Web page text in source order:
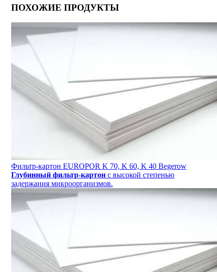
ПОХОЖИЕ ПРОДУКТЫ
Фильтр-картон EUROPOR K 70, K 60, K 40 Begerow
Глубинный фильтр-картон с высокой степенью
задержания микроорганизмов.